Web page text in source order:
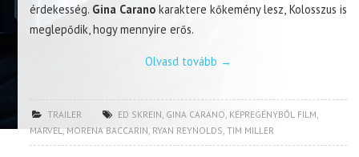
érdekesség. Gina Carano karaktere kőkemény lesz, Kolosszus is
meglepődik, hogy mennyire erős.
Olvasd tovább →
TRAILER ED SKREIN GINA CARANO KÉPREGÉNYBŐL FILM
MARVEL,MORENA BACCARIN RYAN REYNOLDS ,TIM MILLER